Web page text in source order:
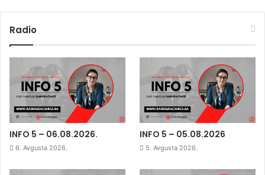
Radio
INFO 5 – 06.08.2026.
6. Avgusta 2026.
INFO 5 – 05.08.2026
5. Avgusta 2026.